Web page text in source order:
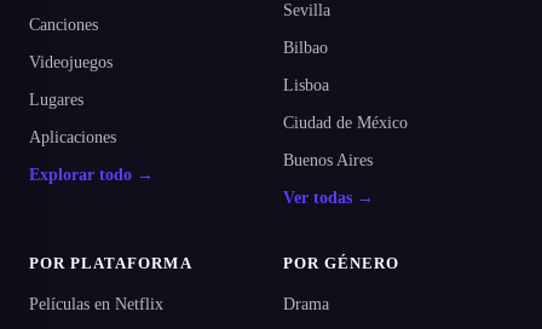
Canciones
Videojuegos
Lugares
Aplicaciones
Explorar todo →
Sevilla
Bilbao
Lisboa
Ciudad de México
Buenos Aires
Ver todas →
POR PLATAFORMA
Películas en Netflix
POR GÉNERO
Drama